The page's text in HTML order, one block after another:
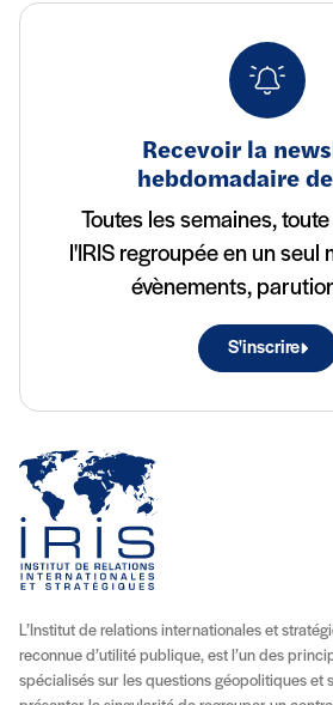
Recevoir la
hebdomadaire
Toutes les semaines,
l'IRIS regroupée en un seul
évènements,
S'inscrire
L’Institut de relations internationales et
reconnue d’utilité publique, est l’un des
spécialisés sur les questions géopolitiques et